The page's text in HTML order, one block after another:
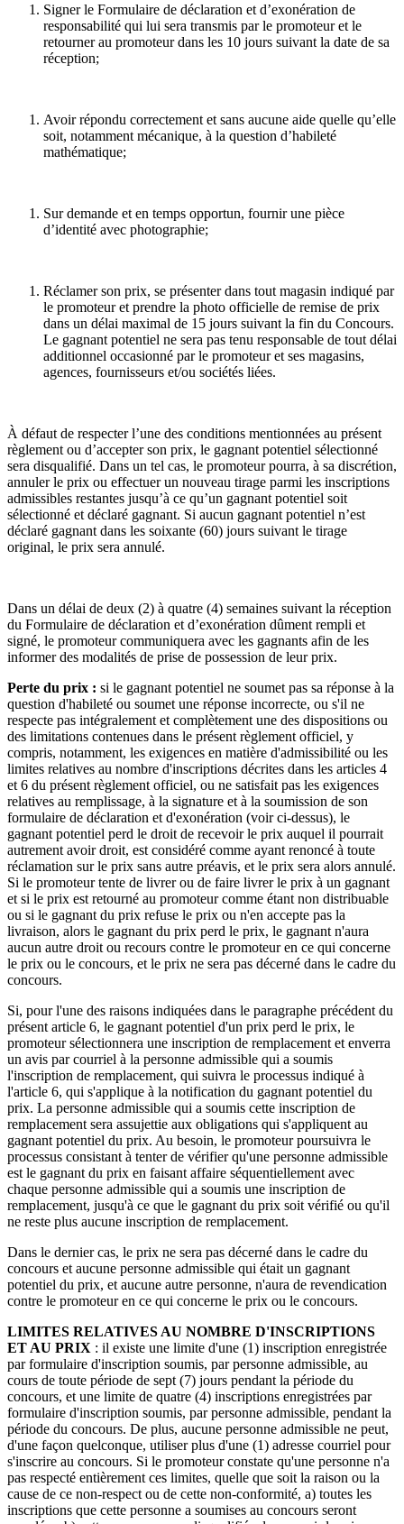
Signer le Formulaire de déclaration et d’exonération de
responsabilité qui lui sera transmis par le promoteur et le
retourner au promoteur dans les 10 jours suivant la date de sa
réception;
Avoir répondu correctement et sans aucune aide quelle qu’elle
soit, notamment mécanique, à la question d’habileté
mathématique;
Sur demande et en temps opportun, fournir une pièce
d’identité avec photographie;
Réclamer son prix, se présenter dans tout magasin indiqué par
le promoteur et prendre la photo officielle de remise de prix
dans un délai maximal de 15 jours suivant la fin du Concours.
Le gagnant potentiel ne sera pas tenu responsable de tout délai
additionnel occasionné par le promoteur et ses magasins,
agences, fournisseurs et/ou sociétés liées.
À défaut de respecter l’une des conditions mentionnées au présent
règlement ou d’accepter son prix, le gagnant potentiel sélectionné
sera disqualifié. Dans un tel cas, le promoteur pourra, à sa discrétion,
annuler le prix ou effectuer un nouveau tirage parmi les inscriptions
admissibles restantes jusqu’à ce qu’un gagnant potentiel soit
sélectionné et déclaré gagnant. Si aucun gagnant potentiel n’est
déclaré gagnant dans les soixante (60) jours suivant le tirage
original, le prix sera annulé.
Dans un délai de deux (2) à quatre (4) semaines suivant la réception
du Formulaire de déclaration et d’exonération dûment rempli et
signé, le promoteur communiquera avec les gagnants afin de les
informer des modalités de prise de possession de leur prix.
Perte du prix : si le gagnant potentiel ne soumet pas sa réponse à la
question d'habileté ou soumet une réponse incorrecte, ou s'il ne
respecte pas intégralement et complètement une des dispositions ou
des limitations contenues dans le présent règlement officiel, y
compris, notamment, les exigences en matière d'admissibilité ou les
limites relatives au nombre d'inscriptions décrites dans les articles 4
et 6 du présent règlement officiel, ou ne satisfait pas les exigences
relatives au remplissage, à la signature et à la soumission de son
formulaire de déclaration et d'exonération (voir ci-dessus), le
gagnant potentiel perd le droit de recevoir le prix auquel il pourrait
autrement avoir droit, est considéré comme ayant renoncé à toute
réclamation sur le prix sans autre préavis, et le prix sera alors annulé.
Si le promoteur tente de livrer ou de faire livrer le prix à un gagnant
et si le prix est retourné au promoteur comme étant non distribuable
ou si le gagnant du prix refuse le prix ou n'en accepte pas la
livraison, alors le gagnant du prix perd le prix, le gagnant n'aura
aucun autre droit ou recours contre le promoteur en ce qui concerne
le prix ou le concours, et le prix ne sera pas décerné dans le cadre du
concours.
Si, pour l'une des raisons indiquées dans le paragraphe précédent du
présent article 6, le gagnant potentiel d'un prix perd le prix, le
promoteur sélectionnera une inscription de remplacement et enverra
un avis par courriel à la personne admissible qui a soumis
l'inscription de remplacement, qui suivra le processus indiqué à
l'article 6, qui s'applique à la notification du gagnant potentiel du
prix. La personne admissible qui a soumis cette inscription de
remplacement sera assujettie aux obligations qui s'appliquent au
gagnant potentiel du prix. Au besoin, le promoteur poursuivra le
processus consistant à tenter de vérifier qu'une personne admissible
est le gagnant du prix en faisant affaire séquentiellement avec
chaque personne admissible qui a soumis une inscription de
remplacement, jusqu'à ce que le gagnant du prix soit vérifié ou qu'il
ne reste plus aucune inscription de remplacement.
Dans le dernier cas, le prix ne sera pas décerné dans le cadre du
concours et aucune personne admissible qui était un gagnant
potentiel du prix, et aucune autre personne, n'aura de revendication
contre le promoteur en ce qui concerne le prix ou le concours.
LIMITES RELATIVES AU NOMBRE D'INSCRIPTIONS
ET AU PRIX : il existe une limite d'une (1) inscription enregistrée
par formulaire d'inscription soumis, par personne admissible, au
cours de toute période de sept (7) jours pendant la période du
concours, et une limite de quatre (4) inscriptions enregistrées par
formulaire d'inscription soumis, par personne admissible, pendant la
période du concours. De plus, aucune personne admissible ne peut,
d'une façon quelconque, utiliser plus d'une (1) adresse courriel pour
s'inscrire au concours. Si le promoteur constate qu'une personne n'a
pas respecté entièrement ces limites, quelle que soit la raison ou la
cause de ce non-respect ou de cette non-conformité, a) toutes les
inscriptions que cette personne a soumises au concours seront